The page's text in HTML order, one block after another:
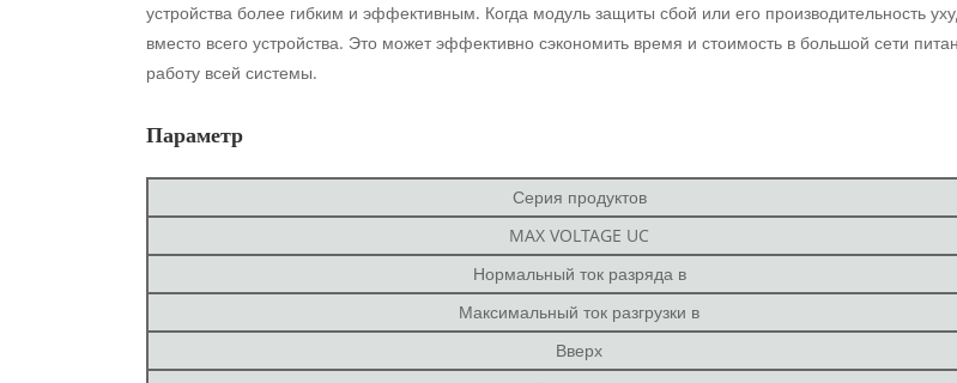
устройства более гибким и эффективным. Когда модуль защиты сбой или его производительность
вместо всего устройства. Это может эффективно сэкономить время и стоимость в большой сети
работу всей системы.
Параметр
Серия продуктов
MAX VOLTAGE UC
Нормальный ток разряда в
Максимальный ток разгрузки в
Вверх